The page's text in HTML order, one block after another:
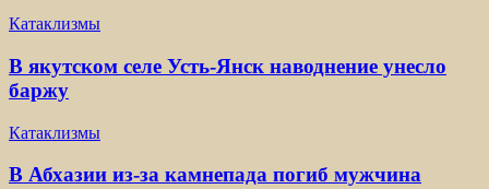
Катаклизмы
В якутском селе Усть-Янск наводнение унесло
баржу
Катаклизмы
В Абхазии из-за камнепада погиб мужчина